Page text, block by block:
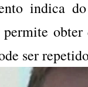
indica
obter
ser